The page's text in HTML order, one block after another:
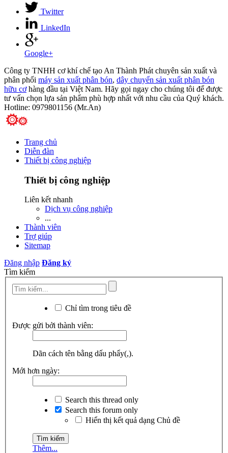
Twitter
LinkedIn
Google+
Công ty TNHH cơ khí chế tạo An Thành Phát chuyên sản xuất và
phân phối máy sản xuất phân bón, dây chuyển sản xuất phân bón
hữu cơhàng đầu tại Việt Nam. Hãy gọi ngay cho chúng tôi để được
tư vấn chọn lựa sản phẩm phù hợp nhất với nhu cầu của Quý khách.
Hotline: 0979801156 (Mr.An)
Trang chủ
Diễn đàn
Thiết bị công nghiệp
Thiết bị công nghiệp
Liên kết nhanh
Dịch vụ công nghiệp
...
Thành viên
Trợ giúp
Sitemap
Đăng nhập Đăng ký
Tìm kiếm
Chỉ tìm trong tiêu đề
Được gửi bởi thành viên:
Dãn cách tên bằng dấu phẩy(,).
Mới hơn ngày:
Search this thread only
Search this forum only
Hiển thị kết quả dạng Chủ đề
Thêm...